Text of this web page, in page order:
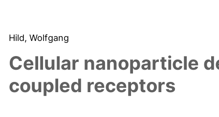
Hild, Wolfgang
Cellular nanoparticle
coupled receptors